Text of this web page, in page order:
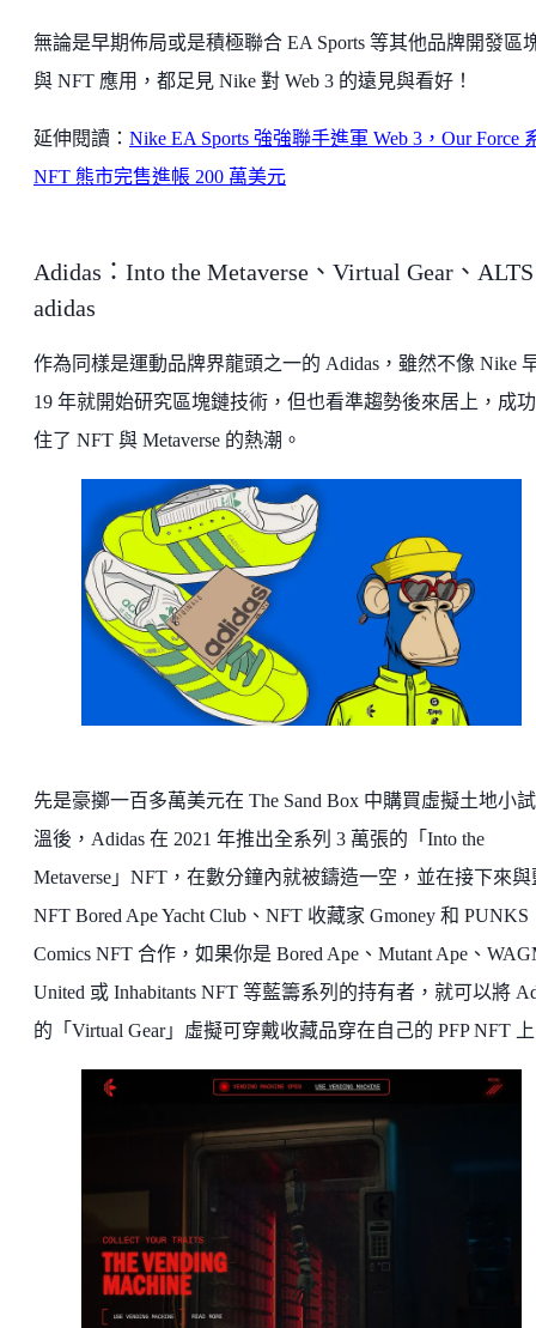
無論是早期佈局或是積極聯合 EA Sports 等其他品牌開發區
與 NFT 應用，都足見 Nike 對 Web 3 的遠見與看好！
延伸閱讀： Nike EA Sports 強強聯手進軍 Web 3，Our Force
NFT 熊市完售進帳 200 萬美元
Adidas：Into the Metaverse、Virtual Gear、
adidas
作為同樣是運動品牌界龍頭之一的 Adidas，雖然不像 Nike
19 年就開始研究區塊鏈技術，但也看準趨勢後來居上，成
住了 NFT 與 Metaverse 的熱潮。
先是豪擲一百多萬美元在 The Sand Box 中購買虛擬土地小
溫後，Adidas 在 2021 年推出全系列 3 萬張的「Into the
Metaverse」NFT，在數分鐘內就被鑄造一空，並在接下來與
NFT Bored Ape Yacht Club、NFT 收藏家 Gmoney 和 PUNKS
Comics NFT 合作，如果你是 Bored Ape、Mutant Ape、
United 或 Inhabitants NFT 等藍籌系列的持有者，就可以將
的「Virtual Gear」虛擬可穿戴收藏品穿在自己的 PFP NFT